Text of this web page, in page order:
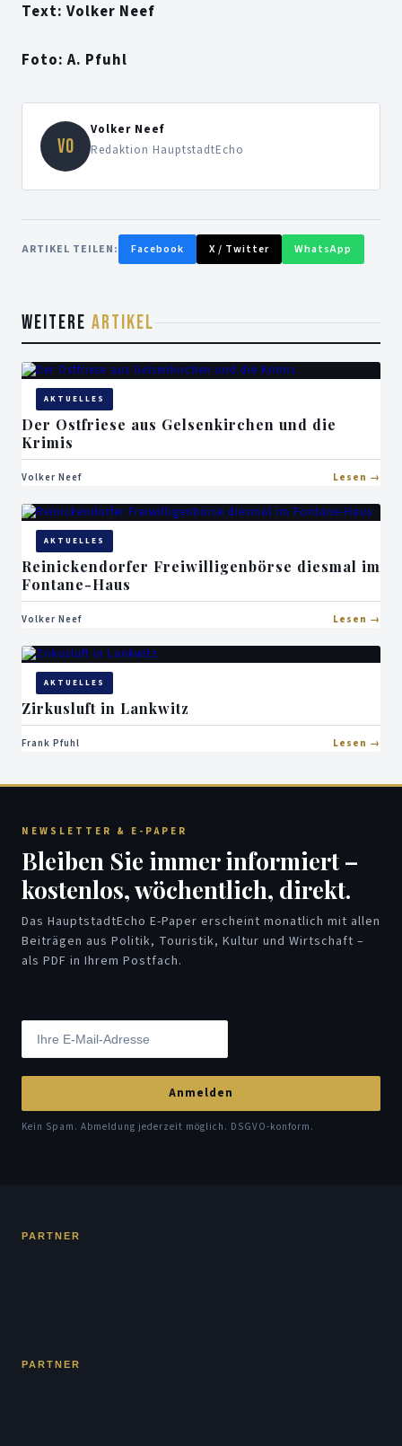
Text: Volker Neef
Foto: A. Pfuhl
VO
Volker Neef
Redaktion HauptstadtEcho
ARTIKEL TEILEN: Facebook X / Twitter WhatsApp
WEITERE ARTIKEL
AKTUELLES
Der Ostfriese aus Gelsenkirchen und die
Krimis
Volker Neef Lesen
AKTUELLES
Reinickendorfer Freiwilligenbörse diesmal im
Fontane-Haus
Volker Neef Lesen
AKTUELLES
Zirkusluft in Lankwitz
Frank Pfuhl Lesen
NEWSLETTER & E-PAPER
Bleiben Sie immer informiert –
kostenlos, wöchentlich, direkt.
Das HauptstadtEcho E-Paper erscheint monatlich mit allen
Beiträgen aus Politik, Touristik, Kultur und Wirtschaft –
als PDF in Ihrem Postfach.
Anmelden
Kein Spam. Abmeldung jederzeit möglich. DSGVO-konform.
PARTNER
PARTNER